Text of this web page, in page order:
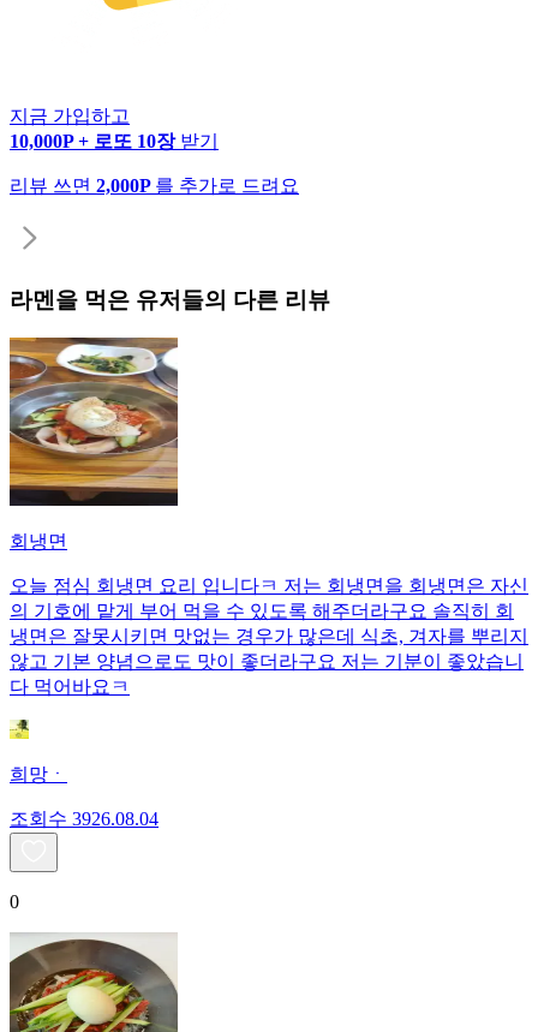
지금 가입하고
10,000P + 로또 10장 받기
리뷰 쓰면 2,000P 를 추가로 드려요
라멘 을 먹은 유저들의 다른 리뷰
회냉면
오늘 점심 회냉면 요리 입니다ㅋ 저는 회냉면을 회냉면은 자신
의 기호에 맡게 부어 먹을 수 있도록 해주더라구요 솔직히 회
냉면은 잘못시키면 맛없는 경우가 많은데 식초, 겨자를 뿌리지
않고 기본 양념으로도 맛이 좋더라구요 저는 기분이 좋았습니
다 먹어바요ㅋ
희망ㆍ
조회수 3926.08.04
0